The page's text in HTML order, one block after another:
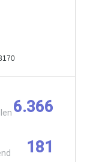
6.366
181